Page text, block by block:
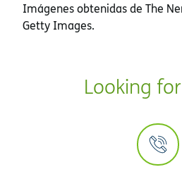
Imágenes obtenidas de The
Getty Images.
Looking